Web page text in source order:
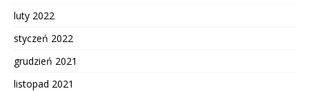
luty 2022
styczeń 2022
grudzień 2021
listopad 2021